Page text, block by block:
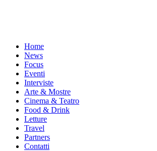
Home
News
Focus
Eventi
Interviste
Arte & Mostre
Cinema & Teatro
Food & Drink
Letture
Travel
Partners
Contatti